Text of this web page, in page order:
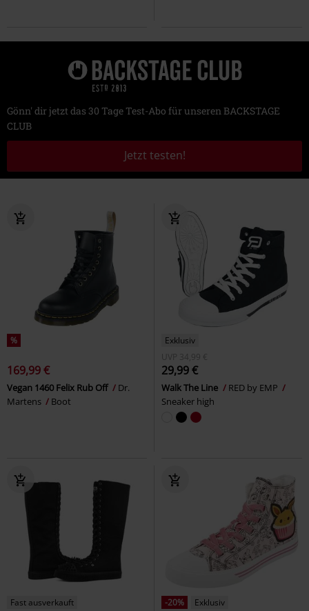
Gönn' dir jetzt das 30 Tage Test-Abo für unseren BACKSTAGE
CLUB
Jetzt testen!
%
169,99 €
Vegan 1460 Felix Rub Off
Dr.
Martens
Boot
Exklusiv
UVP
34,99 €
29,99 €
Walk The Line
RED by EMP
Sneaker high
Fast ausverkauft -20% Exklusiv